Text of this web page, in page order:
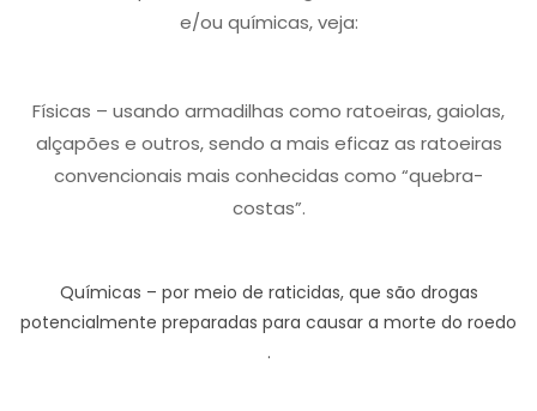
e/ou químicas, veja:
Físicas – usando armadilhas como ratoeiras, gaiolas,
alçapões e outros, sendo a mais eficaz as ratoeiras
convencionais mais conhecidas como “quebra-
costas”.
Químicas – por meio de raticidas, que são drogas
potencialmente preparadas para causar a morte do roedo
.